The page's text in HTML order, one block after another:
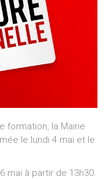
formation, la Mairie
le lundi 4 mai et le
mai à partir de 13h30.